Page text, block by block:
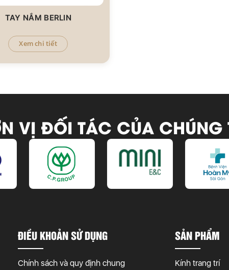
TAY NẮM BERLIN
Xem chi tiết
VỊ ĐỐI TÁC CỦA CHÚNG
ĐIỀU KHOẢN SỬ DỤNG
Chính sách và quy định chung
SẢN PHẨM
Kính trang trí